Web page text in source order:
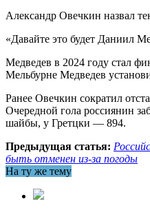
Александр Овечкин назвал
«Давайте это будет Даниил
Медведев в 2024 году стал
Мельбурне Медведев
Ранее Овечкин сократил
Очередной гола россиянин
шайбы, у Гретцки — 894.
Предыдущая статья:
быть отменен из-за погоды
На ту же тему